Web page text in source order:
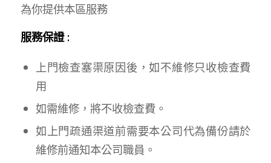
為你提供本區服務
服務保證 :
上門檢查塞渠原因後，如不維修只收檢查費
用
如需維修，將不收檢查費。
如上門疏通渠道前需要本公司代為備份請於
維修前通知本公司職員。